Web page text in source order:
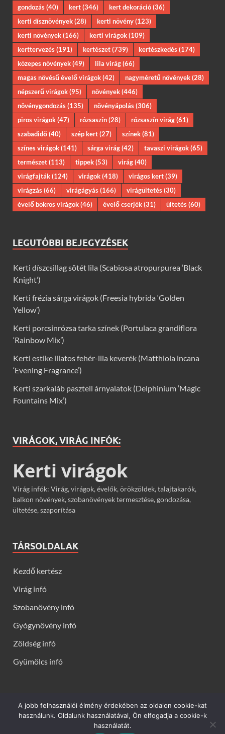
gondozás(40) kert(346) kert dekoráció(36)
kerti dísznövények(28) kerti növény(123)
kerti növények(166) kerti virágok(109)
kerttervezés(191) kertészet(739) kertészkedés(174)
közepes növények(49) lila virág(66)
magas növésű évelő virágok(42) nagyméretű növények(28)
népszerű virágok(95) növények(446)
növénygondozás(135) növényápolás(306)
piros virágok(47) rózsaszín(28) rózsaszín virág(61)
szabadidő(40) szép kert(27) színek(81)
színes virágok(141) sárga virág(42) tavaszi virágok(65)
természet(113) tippek(53) virág(40)
virágfajták(124) virágok(418) virágos kert(39)
virágzás(66) virágágyás(166) virágültetés(30)
évelő bokros virágok(46) évelő cserjék(31) ültetés(60)
LEGUTÓBBI BEJEGYZÉSEK
Kerti díszcsillag sötét lila (Scabiosa atropurpurea ‘Black
Knight’)
Kerti frézia sárga virágok (Freesia hybrida ‘Golden
Yellow’)
Kerti porcsinrózsa tarka színek (Portulaca grandiflora
‘Rainbow Mix’)
Kerti estike illatos fehér-lila keverék (Matthiola incana
‘Evening Fragrance’)
Kerti szarkaláb pasztell árnyalatok (Delphinium ‘Magic
Fountains Mix’)
VIRÁGOK, VIRÁG INFÓK:
Kerti virágok
Virág infók: Virág, virágok, évelők, örökzöldek, talajtakarók,
balkon növények, szobanövények termesztése, gondozása,
ültetése, szaporítása
TÁRSOLDALAK
Kezdő kertész
Virág infó
Szobanövény infó
Gyógynövény infó
Zöldség infó
Gyümölcs infó
Kerti virágok - Virág infók: Virág, virágok, évelők, örökzöldek,
talajtakarók, balkon növények, szobanövények termesztése,
gondozása, ültetése, szaporítása
A jobb felhasználói élmény érdekében az oldalon cookie-kat
használunk. Oldalunk használatával, Ön elfogadja a cookie-k
használatát.